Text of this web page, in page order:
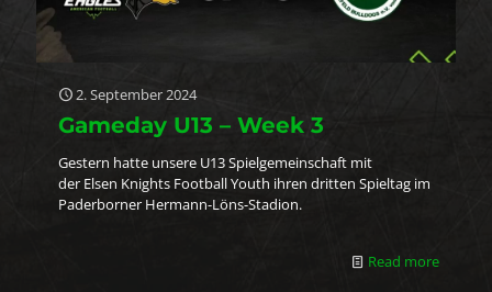
2. September 2024
Gameday U13 – Week 3
Gestern hatte unsere U13 Spielgemeinschaft mit
der Elsen Knights Football Youth ihren dritten Spieltag im
Paderborner Hermann-Löns-Stadion.
Read more